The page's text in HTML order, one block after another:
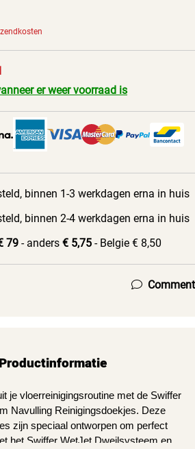
er weer voorraad is
binnen 1-3 werkdagen erna in huis
binnen 2-4 werkdagen erna in huis
79 - anders € 5,75 - Belgie € 8,50
Comment
Productinformatie
je vloerreinigingsroutine met de Swiffer
Navulling Reinigingsdoekjes. Deze
zijn speciaal ontworpen om perfect
het Swiffer WetJet Dweilsysteem en